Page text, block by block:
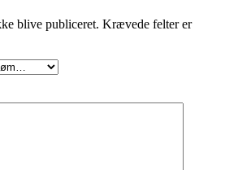
blive publiceret. Krævede felter er